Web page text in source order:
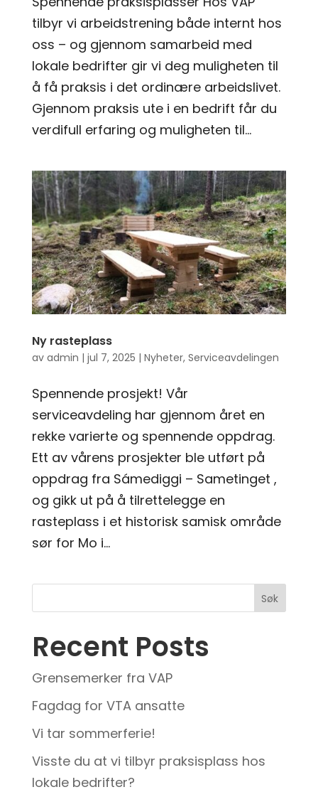
tilbyr vi arbeidstrening både internt hos
oss – og gjennom samarbeid med
lokale bedrifter gir vi deg muligheten til
å få praksis i det ordinære arbeidslivet.
Gjennom praksis ute i en bedrift får du
verdifull erfaring og muligheten til...
Ny rasteplass
av admin | jul 7, 2025 | Nyheter, Serviceavdelingen
Spennende prosjekt! Vår
serviceavdeling har gjennom året en
rekke varierte og spennende oppdrag.
Ett av vårens prosjekter ble utført på
oppdrag fra Sámediggi – Sametinget ,
og gikk ut på å tilrettelegge en
rasteplass i et historisk samisk område
sør for Mo i...
Søk
Recent Posts
Grensemerker fra VAP
Fagdag for VTA ansatte
Vi tar sommerferie!
Visste du at vi tilbyr praksisplass hos
lokale bedrifter?